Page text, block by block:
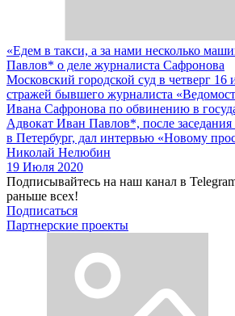
«Едем в такси, а за нами несколько
Павлов* о деле журналиста Сафронова
Московский городской суд в четверг 16
стражей бывшего журналиста
Ивана Сафронова по обвинению в
Адвокат Иван Павлов*, после заседания
в Петербург, дал интервью «Новому
Николай Нелюбин
19 Июля 2020
Подписывайтесь на наш канал в
раньше всех!
Подписаться
Партнерские проекты